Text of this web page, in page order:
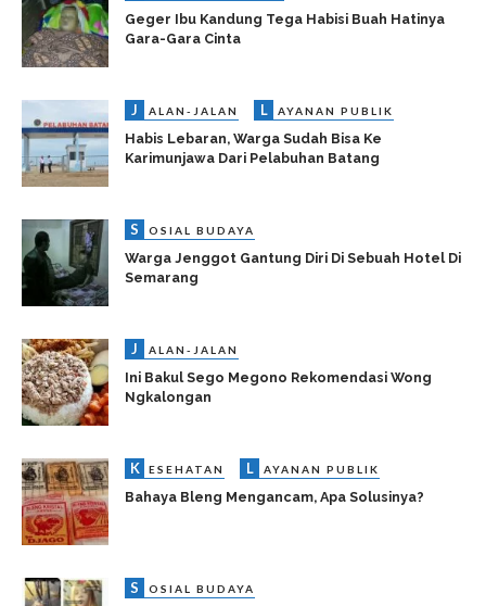
Geger Ibu Kandung Tega Habisi Buah Hatinya
Gara-Gara Cinta
J ALAN-JALAN L AYANAN PUBLIK
Habis Lebaran, Warga Sudah Bisa Ke
Karimunjawa Dari Pelabuhan Batang
S OSIAL BUDAYA
Warga Jenggot Gantung Diri Di Sebuah Hotel Di
Semarang
J ALAN-JALAN
Ini Bakul Sego Megono Rekomendasi Wong
Ngkalongan
K ESEHATAN L AYANAN PUBLIK
Bahaya Bleng Mengancam, Apa Solusinya?
S OSIAL BUDAYA